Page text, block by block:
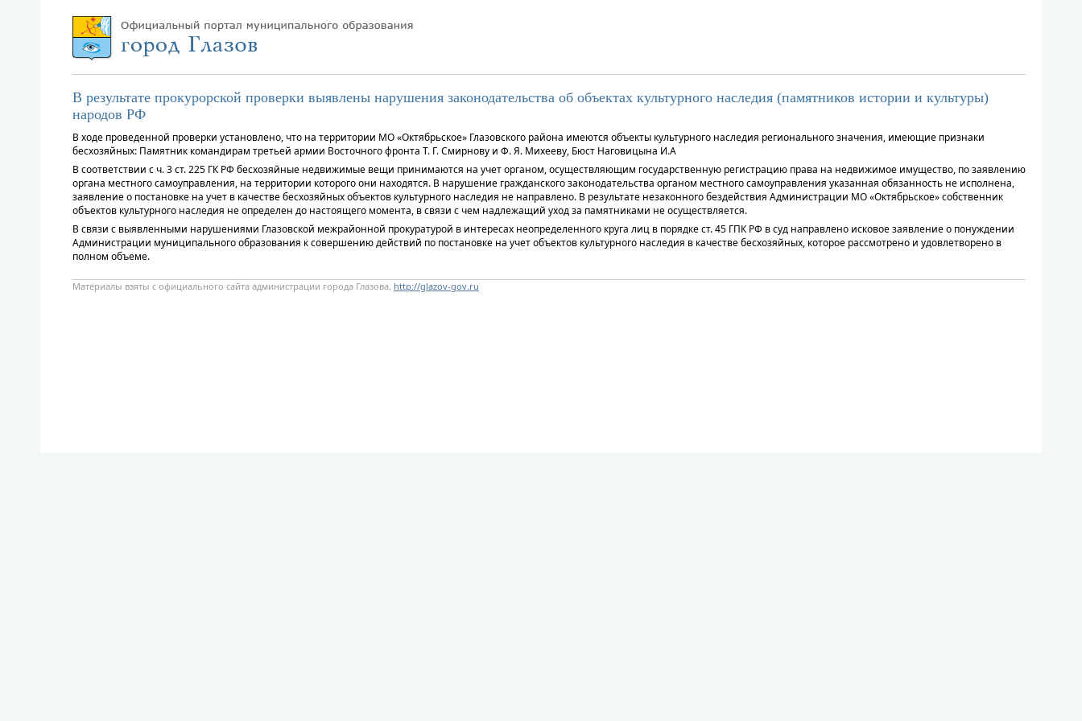
В результате прокурорской проверки выявлены нарушения законодательства об объектах культурного наследия (памятников истории и культуры)
народов РФ
В ходе проведенной проверки установлено, что на территории МО «Октябрьское» Глазовского района имеются объекты культурного наследия регионального значения, имеющие признаки
бесхозяйных: Памятник командирам третьей армии Восточного фронта Т. Г. Смирнову и Ф. Я. Михееву, Бюст Наговицына И.А
В соответствии с ч. 3 ст. 225 ГК РФ бесхозяйные недвижимые вещи принимаются на учет органом, осуществляющим государственную регистрацию права на недвижимое имущество, по заявлению
органа местного самоуправления, на территории которого они находятся. В нарушение гражданского законодательства органом местного самоуправления указанная обязанность не исполнена,
заявление о постановке на учет в качестве бесхозяйных объектов культурного наследия не направлено. В результате незаконного бездействия Администрации МО «Октябрьское» собственник
объектов культурного наследия не определен до настоящего момента, в связи с чем надлежащий уход за памятниками не осуществляется.
В связи с выявленными нарушениями Глазовской межрайонной прокуратурой в интересах неопределенного круга лиц в порядке ст. 45 ГПК РФ в суд направлено исковое заявление о понуждении
Администрации муниципального образования к совершению действий по постановке на учет объектов культурного наследия в качестве бесхозяйных, которое рассмотрено и удовлетворено в
полном объеме.
Материалы взяты с официального сайта администрации города Глазова, http://glazov-gov.ru